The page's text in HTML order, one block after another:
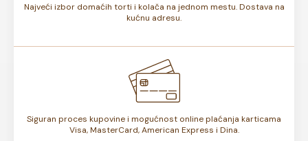
Najveći izbor domaćih torti i kolača na jednom mestu. Dostava na
kućnu adresu.
Siguran proces kupovine i mogućnost online plaćanja karticama
Visa, MasterCard, American Express i Dina.